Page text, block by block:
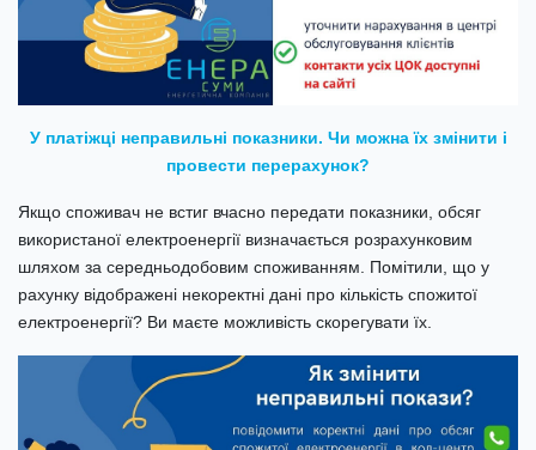
У платіжці неправильні показники. Чи можна їх змінити і
провести перерахунок?
Якщо споживач не встиг вчасно передати показники, обсяг
використаної електроенергії визначається розрахунковим
шляхом за середньодобовим споживанням. Помітили, що у
рахунку відображені некоректні дані про кількість спожитої
електроенергії? Ви маєте можливість скорегувати їх.